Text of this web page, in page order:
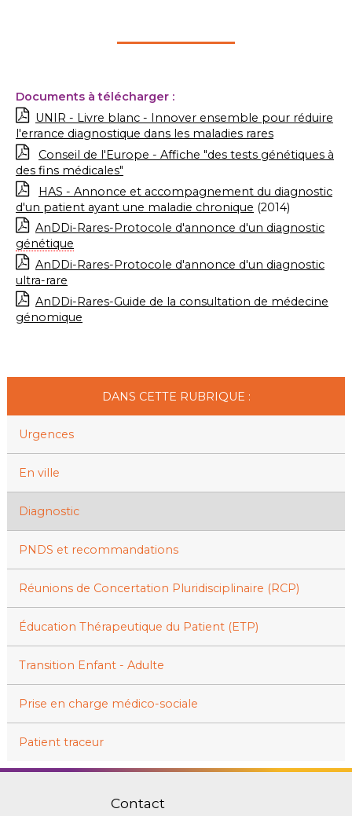
Documents à télécharger :
UNIR - Livre blanc - Innover ensemble pour réduire
l'errance diagnostique dans les maladies rares
Conseil de l'Europe - Affiche "des tests génétiques à
des fins médicales"
HAS - Annonce et accompagnement du diagnostic
d'un patient ayant une maladie chronique (2014)
AnDDi-Rares-Protocole d'annonce d'un diagnostic
génétique
AnDDi-Rares-Protocole d'annonce d'un diagnostic
ultra-rare
AnDDi-Rares-Guide de la consultation de médecine
génomique
DANS CETTE RUBRIQUE :
Urgences
En ville
Diagnostic
PNDS et recommandations
Réunions de Concertation Pluridisciplinaire (RCP)
Éducation Thérapeutique du Patient (ETP)
Transition Enfant - Adulte
Prise en charge médico-sociale
Patient traceur
Contact